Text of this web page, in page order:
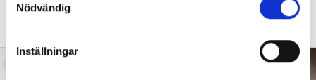
Nödvändig
Inställningar
fler barn från början – inte hur de ska